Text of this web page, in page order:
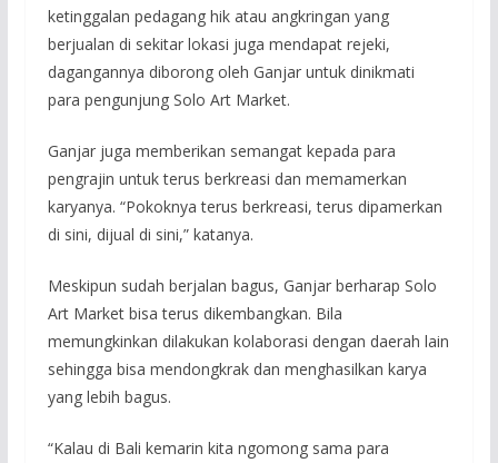
ketinggalan pedagang hik atau angkringan yang
berjualan di sekitar lokasi juga mendapat rejeki,
dagangannya diborong oleh Ganjar untuk dinikmati
para pengunjung Solo Art Market.
Ganjar juga memberikan semangat kepada para
pengrajin untuk terus berkreasi dan memamerkan
karyanya. “Pokoknya terus berkreasi, terus dipamerkan
di sini, dijual di sini,” katanya.
Meskipun sudah berjalan bagus, Ganjar berharap Solo
Art Market bisa terus dikembangkan. Bila
memungkinkan dilakukan kolaborasi dengan daerah lain
sehingga bisa mendongkrak dan menghasilkan karya
yang lebih bagus.
“Kalau di Bali kemarin kita ngomong sama para